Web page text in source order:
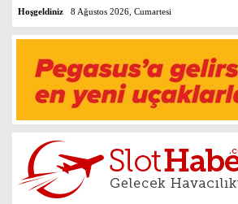
Hoşgeldiniz 8 Ağustos 2026, Cumartesi